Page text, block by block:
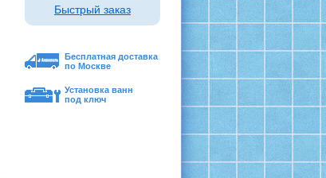
Быстрый заказ
Бесплатная доставка
по Москве
Установка ванн
под ключ